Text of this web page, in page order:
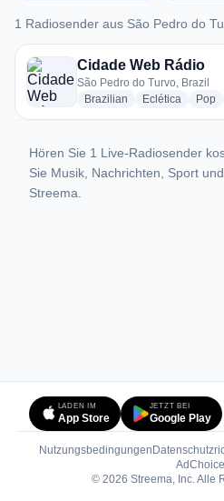
1 Radiosender aus São Pedro do
1 Radiosender aus São Pedro
Cidade Web Rádio
São Pedro do Turvo, Brazil
Brazilian radio stations
Eclética radio
Pop
Hören Sie 1 Live-Radiosender
Sie Musik, Nachrichten, Sport
Streema.
LADEN IM
App Store
JETZT BEI
Google Play
Nutzungsbedingungen
© 2026 Streema, Inc. Alle